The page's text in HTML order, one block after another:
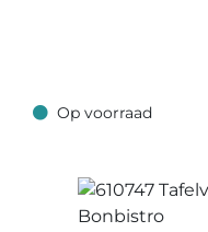
Op voorraad
Op voorraad